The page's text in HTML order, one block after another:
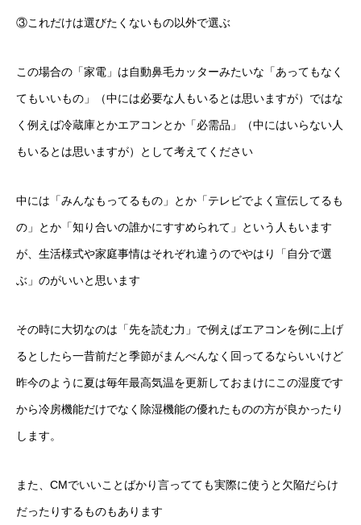
③これだけは選びたくないもの以外で選ぶ
この場合の「家電」は自動鼻毛カッターみたいな「あってもなく
てもいいもの」（中には必要な人もいるとは思いますが）ではな
く例えば冷蔵庫とかエアコンとか「必需品」（中にはいらない人
もいるとは思いますが）として考えてください
中には「みんなもってるもの」とか「テレビでよく宣伝してるも
の」とか「知り合いの誰かにすすめられて」という人もいます
が、生活様式や家庭事情はそれぞれ違うのでやはり「自分で選
ぶ」のがいいと思います
その時に大切なのは「先を読む力」で例えばエアコンを例に上げ
るとしたら一昔前だと季節がまんべんなく回ってるならいいけど
昨今のように夏は毎年最高気温を更新しておまけにこの湿度です
から冷房機能だけでなく除湿機能の優れたものの方が良かったり
します。
また、CMでいいことばかり言ってても実際に使うと欠陥だらけ
だったりするものもあります